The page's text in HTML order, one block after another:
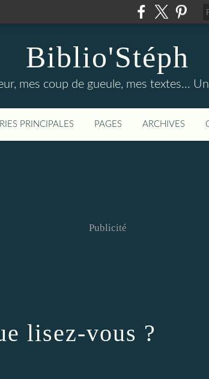
Biblio'Stéph
mes coup de gueule, mes textes...
PRINCIPALES PAGES ARCHIVES
Publicité
lisez-vous ?